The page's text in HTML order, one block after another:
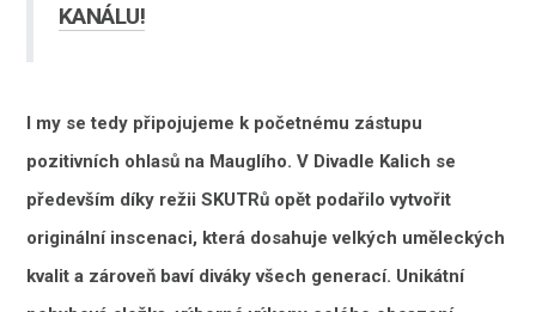
KANÁLU!
I my se tedy připojujeme k početnému zástupu
pozitivních ohlasů na Mauglího. V Divadle Kalich se
především díky režii SKUTRů opět podařilo vytvořit
originální inscenaci, která dosahuje velkých uměleckých
kvalit a zároveň baví diváky všech generací. Unikátní